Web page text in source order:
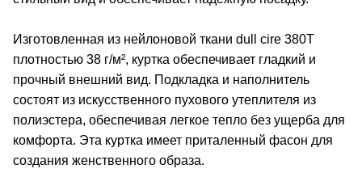
Изготовленная из нейлоновой ткани dull cire 380T
плотностью 38 г/м², куртка обеспечивает гладкий и
прочный внешний вид. Подкладка и наполнитель
состоят из искусственного пухового утеплителя из
полиэстера, обеспечивая легкое тепло без ущерба для
комфорта. Эта куртка имеет приталенный фасон для
создания женственного образа.